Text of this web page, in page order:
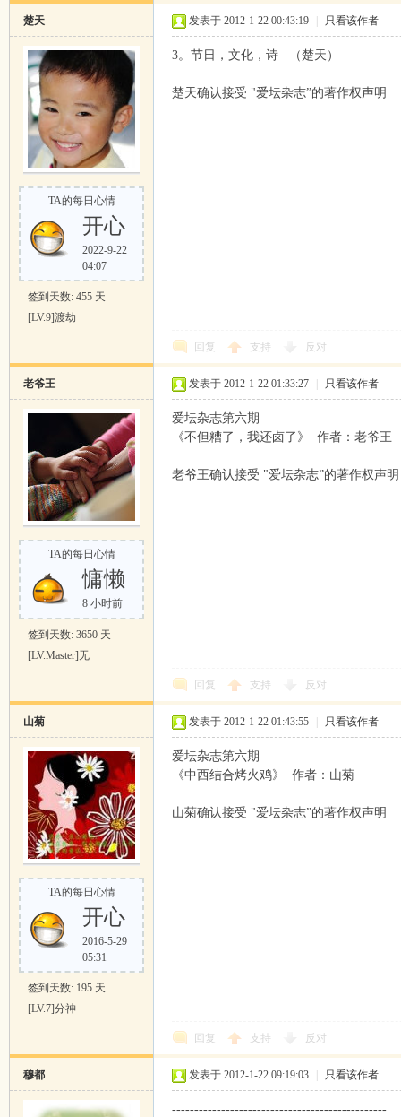
楚天
TA的每日心情
开心
2022-9-22
04:07
签到天数: 455 天
[LV.9]渡劫
发表于 2012-1-22 00:43:19 只看该作者
3。节日，文化，诗 （楚天）
楚天确认接受 "爱坛杂志”的著作权声明
回复 支持 反对
老爷王
TA的每日心情
慵懒
8 小时前
签到天数: 3650 天
[LV.Master]无
发表于 2012-1-22 01:33:27 只看该作者
爱坛杂志第六期
《不但糟了，我还卤了》 作者：老爷
老爷王确认接受 "爱坛杂志”的著作权声明
回复 支持 反对
山菊
TA的每日心情
开心
2016-5-29
05:31
签到天数: 195 天
[LV.7]分神
发表于 2012-1-22 01:43:55 只看该作者
爱坛杂志第六期
《中西结合烤火鸡》 作者：山菊
山菊确认接受 "爱坛杂志”的著作权声明
回复 支持 反对
穆都 发表于 2012-1-22 09:19:03 只看该作者
------------------------------------------------